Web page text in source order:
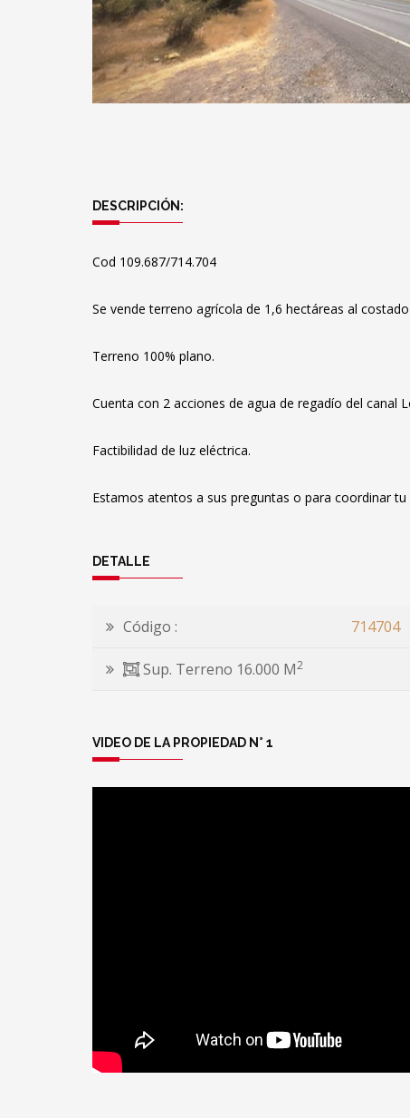
DESCRIPCIÓN:
Cod 109.687/714.704
Se vende terreno agrícola de 1,6 hectáreas al
Terreno 100% plano.
Cuenta con 2 acciones de agua de regadío del canal
Factibilidad de luz eléctrica.
Estamos atentos a sus preguntas o para coordinar tu
DETALLE
Código : 714704
Sup. Terreno 16.000 M2
VIDEO DE LA PROPIEDAD N° 1